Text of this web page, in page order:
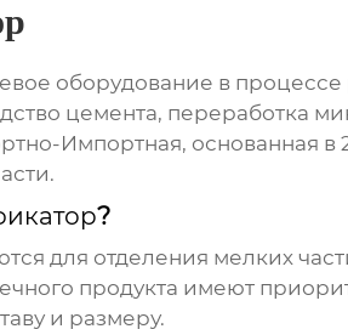
оборудование в
цемента, переработка
Импортная, основанная в
?
для отделения мелких
продукта имеют
и размеру.